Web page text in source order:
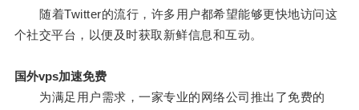
随着Twitter的流行，许多用户都希望能够更快地访问这
个社交平台，以便及时获取新鲜信息和互动。
国外vps加速免费
为满足用户需求，一家专业的网络公司推出了免费的